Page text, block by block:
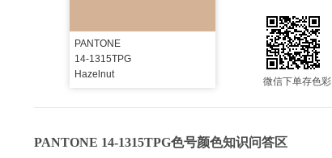
PANTONE
14-1315TPG
Hazelnut
微信下单存色彩
PANTONE 14-1315TPG色号颜色知识问答区